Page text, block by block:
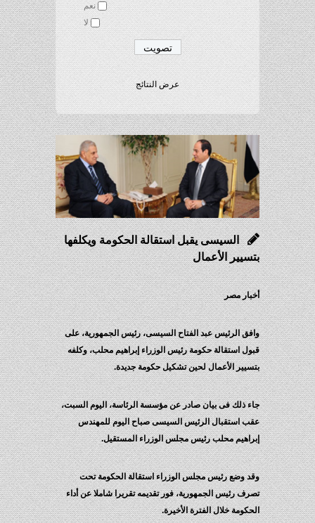
نعم
لا
عرض النتائج
السيسى يقبل استقالة الحكومة ويكلفها
بتسيير الأعمال
أخبار مصر
وافق الرئيس عبد الفتاح السيسى، رئيس الجمهورية، على
قبول استقالة حكومة رئيس الوزراء إبراهيم محلب، وكلفه
بتسيير الأعمال لحين تشكيل حكومة جديدة.
جاء ذلك فى بيان صادر عن مؤسسة الرئاسة، اليوم السبت،
عقب استقبال الرئيس السيسى صباح اليوم للمهندس
إبراهيم محلب رئيس مجلس الوزراء المستقيل.
وقد وضع رئيس مجلس الوزراء استقالة الحكومة تحت
تصرف رئيس الجمهورية، فور تقديمه تقريرا شاملا عن أداء
الحكومة خلال الفترة الأخيرة.